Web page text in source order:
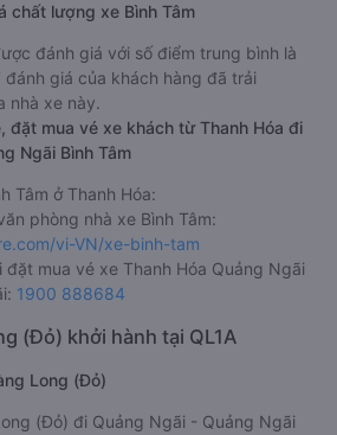
chất lượng xe Bình Tâm
đánh giá với số điểm trung bình là
giá của khách hàng đã trải
nhà xe này.
đặt mua vé xe khách từ Thanh Hóa đi
Ngãi Bình Tâm
Tâm ở Thanh Hóa:
phòng nhà xe Bình Tâm:
vi-VN/xe-binh-tam
đặt mua vé xe Thanh Hóa Quảng Ngãi
1900 888684
(Đỏ) khởi hành tại QL1A
Long (Đỏ)
(Đỏ) đi Quảng Ngãi - Quảng Ngãi